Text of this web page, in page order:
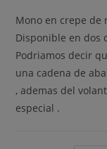
Mono en crepe de
Disponible en dos
Podriamos decir
una cadena de
, ademas del
especial .